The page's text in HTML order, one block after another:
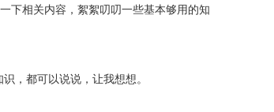
下相关内容，絮絮叨叨一些基本够用的知
，都可以说说，让我想想。